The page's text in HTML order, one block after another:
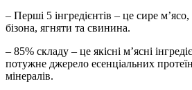
– Перші 5 інгредієнтів – це сире
бізона, ягняти та свинина.
– 85% складу – це якісні м’ясні
потужне джерело есенціальних
мінералів.